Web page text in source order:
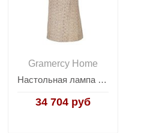
Gramercy Home
Настольная лампа Bosley
34 704 руб